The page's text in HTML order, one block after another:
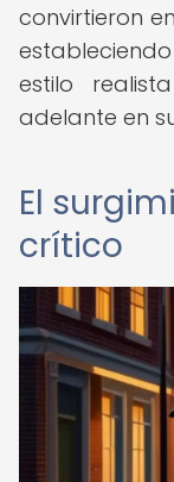
convirtieron
estilo
adelante en
El
crítico